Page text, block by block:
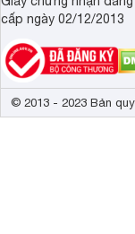
cấp ngày 02/12/2013
© 2013 - 2023 Bản